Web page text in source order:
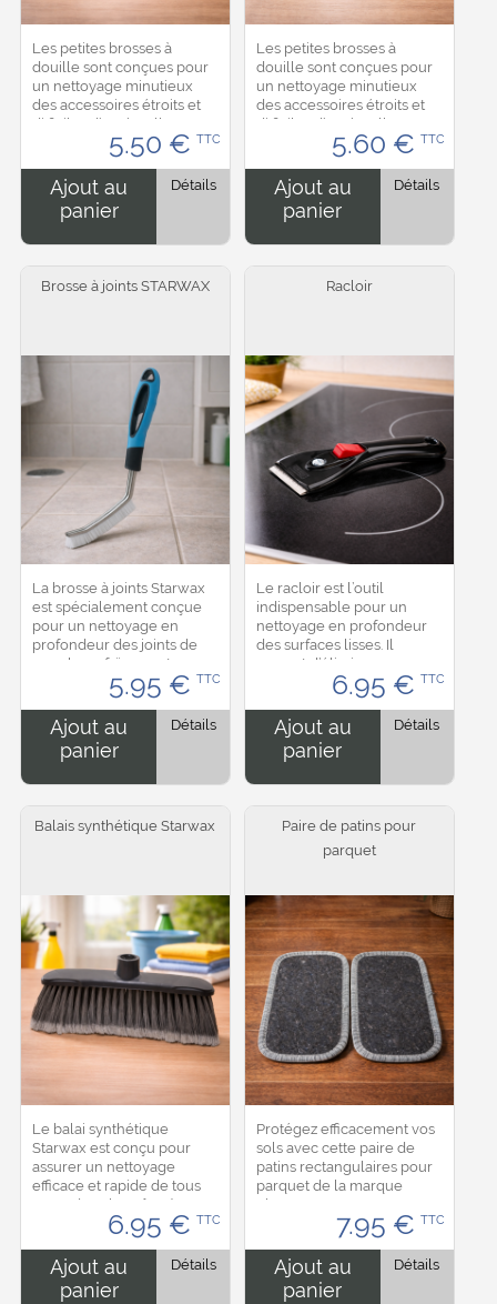
Les petites brosses à
douille sont conçues pour
un nettoyage minutieux
des accessoires étroits et
difficiles d’accès. Elles
permettent d’entretenir
efficacement les douilles
de pâtisserie,...
5.50 € TTC
Ajout au
panier
Détails
Les petites brosses à
douille sont conçues pour
un nettoyage minutieux
des accessoires étroits et
difficiles d’accès. Elles
permettent d’entretenir
efficacement les douilles
de pâtisserie,...
5.60 € TTC
Ajout au
panier
Détails
Brosse à joints STARWAX
La brosse à joints Starwax
est spécialement conçue
pour un nettoyage en
profondeur des joints de
carrelage, faïence et
surfaces carrelées. Grâce à
ses poils rigides en nylon
dur et sa forme...
5.95 € TTC
Ajout au
panier
Détails
Racloir
Le racloir est l’outil
indispensable pour un
nettoyage en profondeur
des surfaces lisses. Il
permet d’éliminer
facilement les traces de
peinture, colle,
autocollants, résidus
alimentaires ou...
6.95 € TTC
Ajout au
panier
Détails
Balais synthétique Starwax
Le balai synthétique
Starwax est conçu pour
assurer un nettoyage
efficace et rapide de tous
types de sols. Grâce à ses
fibres résistantes, il capture
facilement poussières,
débris et...
6.95 € TTC
Ajout au
panier
Détails
Paire de patins pour
parquet
Protégez efficacement vos
sols avec cette paire de
patins rectangulaires pour
parquet de la marque
Thomas. Conçus pour
limiter les rayures, les
marques et les bruits lors
du déplacement des...
7.95 € TTC
Ajout au
panier
Détails